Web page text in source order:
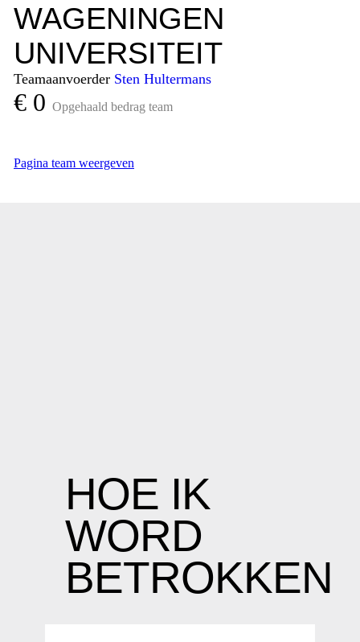
WAGENINGEN
UNIVERSITEIT
Teamaanvoerder Sten Hultermans
€ 0 Opgehaald bedrag team
Pagina team weergeven
HOE IK
WORD
BETROKKEN